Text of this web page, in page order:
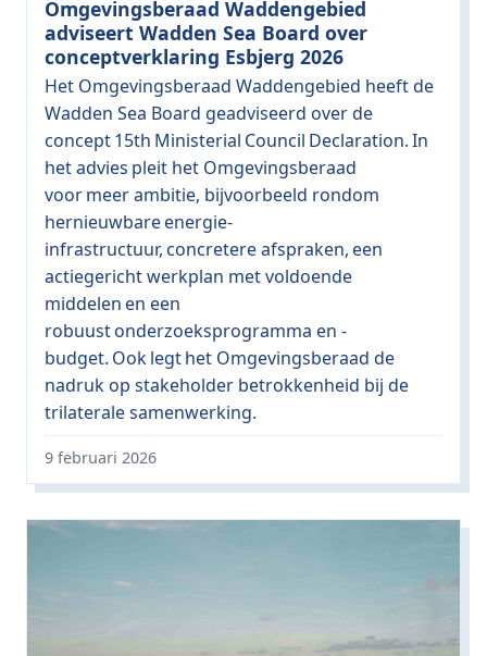
Omgevingsberaad Waddengebied
adviseert Wadden Sea Board over
conceptverklaring Esbjerg 2026
Het Omgevingsberaad Waddengebied heeft de
Wadden Sea Board geadviseerd over de
concept 15th Ministerial Council Declaration. In
het advies pleit het Omgevingsberaad
voor meer ambitie, bijvoorbeeld rondom
hernieuwbare energie-
infrastructuur, concretere afspraken, een
actiegericht werkplan met voldoende
middelen en een
robuust onderzoeksprogramma en -
budget. Ook legt het Omgevingsberaad de
nadruk op stakeholder betrokkenheid bij de
trilaterale samenwerking.
9 februari 2026